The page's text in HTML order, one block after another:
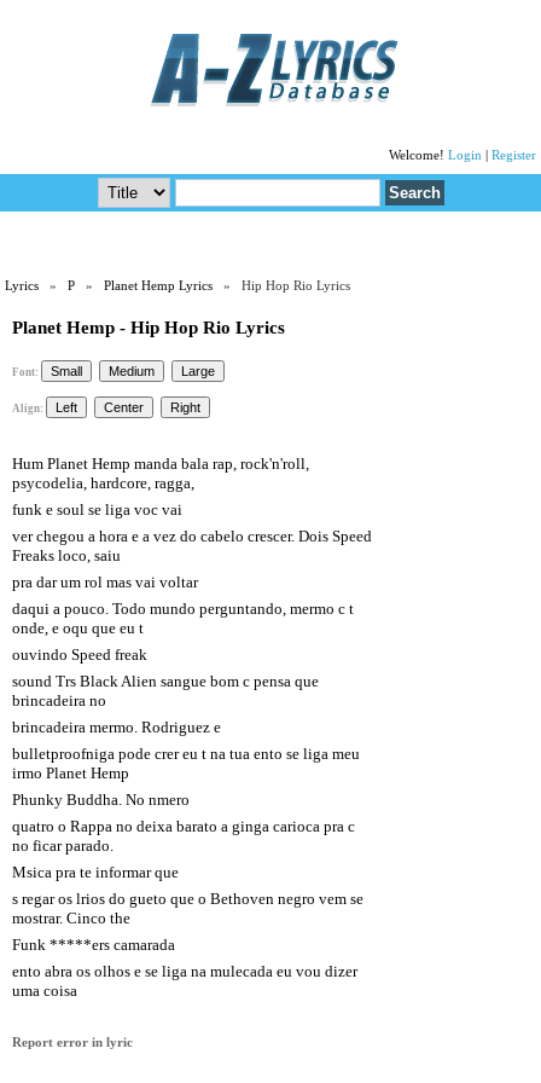
Welcome! Login Register
Lyrics »P »Planet Hemp Lyrics » Hip Hop Rio Lyrics
Planet Hemp - Hip Hop Rio Lyrics
Font:
Align:
Hum Planet Hemp manda bala rap, rock'n'roll,
psycodelia, hardcore, ragga,
funk e soul se liga voc vai
ver chegou a hora e a vez do cabelo crescer. Dois Speed
Freaks loco, saiu
pra dar um rol mas vai voltar
daqui a pouco. Todo mundo perguntando, mermo c t
onde, e oqu que eu t
ouvindo Speed freak
sound Trs Black Alien sangue bom c pensa que
brincadeira no
brincadeira mermo. Rodriguez e
bulletproofniga pode crer eu t na tua ento se liga meu
irmo Planet Hemp
Phunky Buddha. No nmero
quatro o Rappa no deixa barato a ginga carioca pra c
no ficar parado.
Msica pra te informar que
s regar os lrios do gueto que o Bethoven negro vem se
mostrar. Cinco the
Funk *****ers camarada
ento abra os olhos e se liga na mulecada eu vou dizer
uma coisa
Report error in lyric